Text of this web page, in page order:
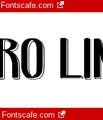
Fontscafe.com
Fontscafe.com